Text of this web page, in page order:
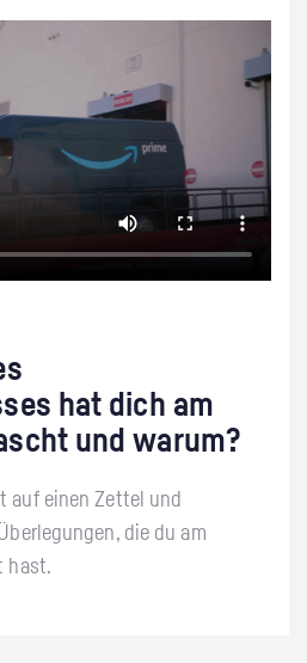
hat dich am
und warum?
auf einen Zettel und
die du am
hast.